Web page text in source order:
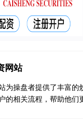
网站
为操盘者提供了丰富
的相关流程，帮助他